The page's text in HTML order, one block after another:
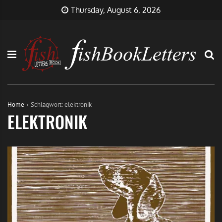
Thursday, August 6, 2026
Home Schlagwort:elektronik
ELEKTRONIK